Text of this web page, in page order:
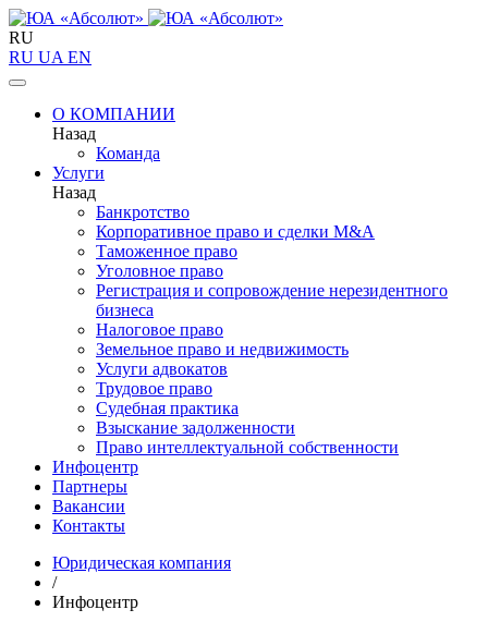
RU
RU UA EN
О КОМПАНИИ
Назад
Команда
Услуги
Назад
Банкротство
Корпоративное право и сделки M&A
Таможенное право
Уголовное право
Регистрация и сопровождение нерезидентного
бизнеса
Налоговое право
Земельное право и недвижимость
Услуги адвокатов
Трудовое право
Судебная практика
Взыскание задолженности
Право интеллектуальной собственности
Инфоцентр
Партнеры
Вакансии
Контакты
Юридическая компания
/
Инфоцентр